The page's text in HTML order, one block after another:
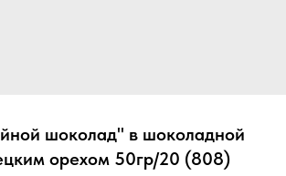
шоколад" в шоколадной
орехом 50гр/20 (808)